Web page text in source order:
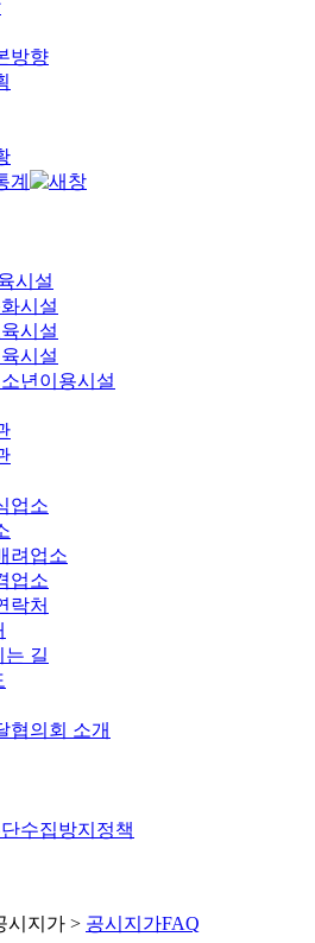
방향
계
시설
시설
시설
시설
년이용시설
업소
려업소
업소
락처
는 길
협의회 소개
수집방지정책
시지가 > 공시지가FAQ